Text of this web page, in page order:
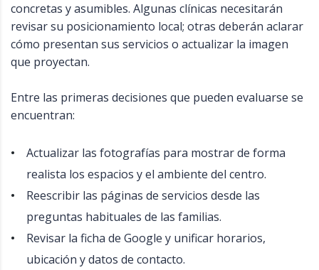
concretas y asumibles. Algunas clínicas necesitarán
revisar su posicionamiento local; otras deberán aclarar
cómo presentan sus servicios o actualizar la imagen
que proyectan.
Entre las primeras decisiones que pueden evaluarse se
encuentran:
Actualizar las fotografías para mostrar de forma
realista los espacios y el ambiente del centro.
Reescribir las páginas de servicios desde las
preguntas habituales de las familias.
Revisar la ficha de Google y unificar horarios,
ubicación y datos de contacto.